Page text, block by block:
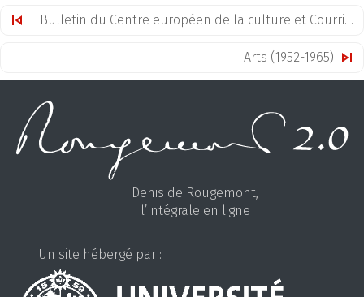
Bulletin du Centre européen de la culture et Courrier fédéral (1951-1977)
Arts (1952-1965)
Denis de Rougemont,
l’intégrale en ligne
Un site hébergé par :